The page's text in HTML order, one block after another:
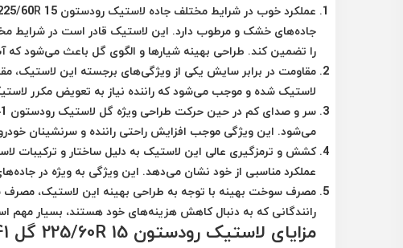
عملکرد خوب در شرایط مختلف جاده
جاده‌های خشک و مرطوب دارد. این لاستیک قادر است در شرایط
را تضمین کند. طراحی بهینه شیارها و الگوی گل باعث می‌شود
مقاومت در برابر سایش یکی از ویژگی‌های برجسته این لاستیک،
لاستیک شده و موجب می‌شود که راننده نیاز به تعویض مکرر
سر و صدای کم در حین حرکت
می‌شود. این ویژگی موجب افزایش راحتی راننده و سرنشینان
کشش و ترمزگیری عالی این لاستیک به دلیل ساختار و ترکیبات
عملکرد مناسبی از خود نشان می‌دهد. این ویژگی به ویژه در
مصرف سوخت بهینه با توجه به طراحی بهینه این لاستیک،
رانندگانی که به دنبال کاهش هزینه‌های خود هستند، بسیار مهم
مزایای لاستیک رودستون 225/60R 15 گل CP641